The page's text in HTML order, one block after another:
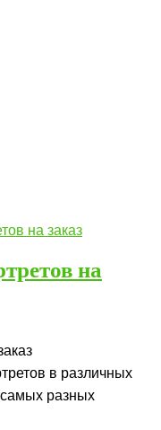
на
в различных
разных